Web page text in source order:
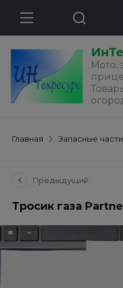
Мото,
Главная Запасные
Предыдущий
Тросик газа